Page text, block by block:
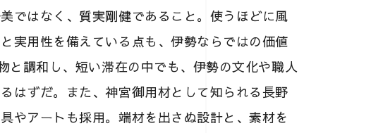
ではなく、質実剛健であること。使うほどに風
実用性を備えている点も、伊勢ならではの価値
と調和し、短い滞在の中でも、伊勢の文化や職人
はずだ。また、神宮御用材として知られる長野
やアートも採用。端材を出さぬ設計と、素材を